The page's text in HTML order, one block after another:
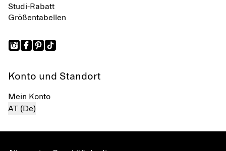
Studi-Rabatt
Größentabellen
Konto und Standort
Mein Konto
AT (De)